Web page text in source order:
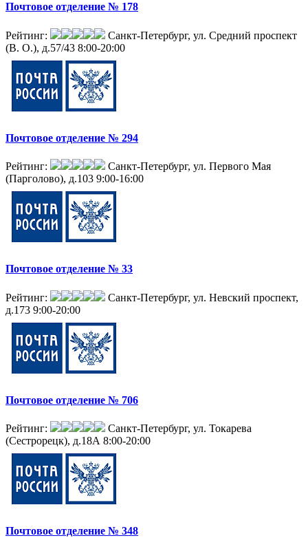
Почтовое отделение № 178
Рейтинг:
Санкт-Петербург, ул. Средний проспект
(В. О.), д.57/43 8:00-20:00
Почтовое отделение № 294
Рейтинг:
Санкт-Петербург, ул. Первого Мая
(Парголово), д.103 9:00-16:00
Почтовое отделение № 33
Рейтинг:
Санкт-Петербург, ул. Невский проспект,
д.173 9:00-20:00
Почтовое отделение № 706
Рейтинг:
Санкт-Петербург, ул. Токарева
(Сестрорецк), д.18А 8:00-20:00
Почтовое отделение № 348